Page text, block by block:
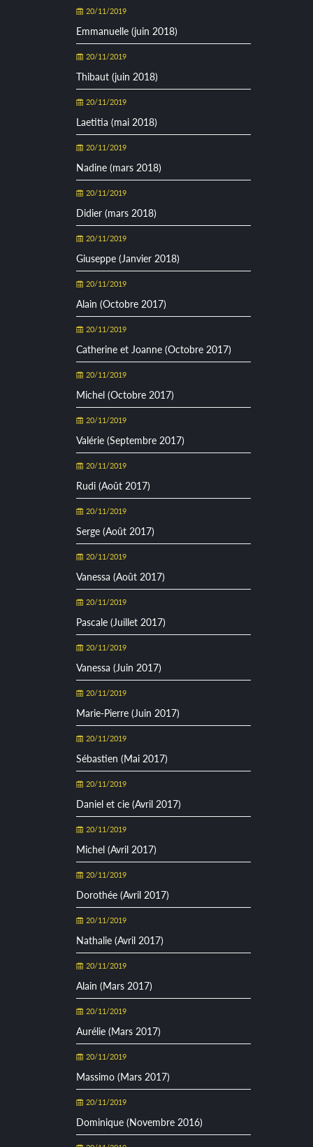
20/11/2019
Emmanuelle (juin 2018)
20/11/2019
Thibaut (juin 2018)
20/11/2019
Laetitia (mai 2018)
20/11/2019
Nadine (mars 2018)
20/11/2019
Didier (mars 2018)
20/11/2019
Giuseppe (Janvier 2018)
20/11/2019
Alain (Octobre 2017)
20/11/2019
Catherine et Joanne (Octobre 2017)
20/11/2019
Michel (Octobre 2017)
20/11/2019
Valérie (Septembre 2017)
20/11/2019
Rudi (Août 2017)
20/11/2019
Serge (Août 2017)
20/11/2019
Vanessa (Août 2017)
20/11/2019
Pascale (Juillet 2017)
20/11/2019
Vanessa (Juin 2017)
20/11/2019
Marie-Pierre (Juin 2017)
20/11/2019
Sébastien (Mai 2017)
20/11/2019
Daniel et cie (Avril 2017)
20/11/2019
Michel (Avril 2017)
20/11/2019
Dorothée (Avril 2017)
20/11/2019
Nathalie (Avril 2017)
20/11/2019
Alain (Mars 2017)
20/11/2019
Aurélie (Mars 2017)
20/11/2019
Massimo (Mars 2017)
20/11/2019
Dominique (Novembre 2016)